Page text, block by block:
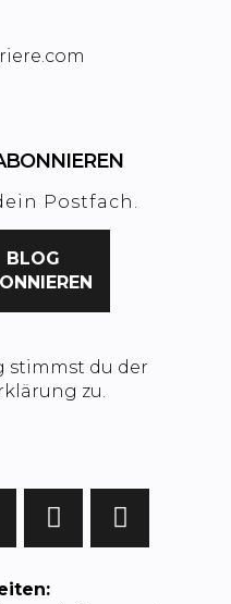
Postfach.
stimmst du der
zu.